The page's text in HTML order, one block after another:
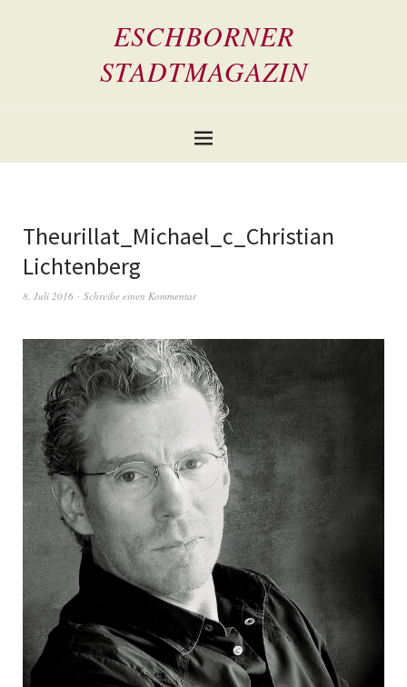
ESCHBORNER
STADTMAGAZIN
Theurillat_Michael_c_Christian
Lichtenberg
8. Juli 2016 Schreibe einen Kommentar